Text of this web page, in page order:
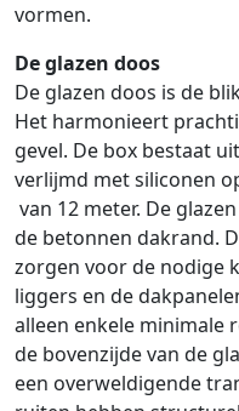
vormen.
De glazen doos
De glazen doos is de
Het harmonieert
gevel. De box bestaat
verlijmd met siliconen
van 12 meter. De
de betonnen dakrand.
zorgen voor de nodige
liggers en de
alleen enkele minimale
de bovenzijde van de
een overweldigende